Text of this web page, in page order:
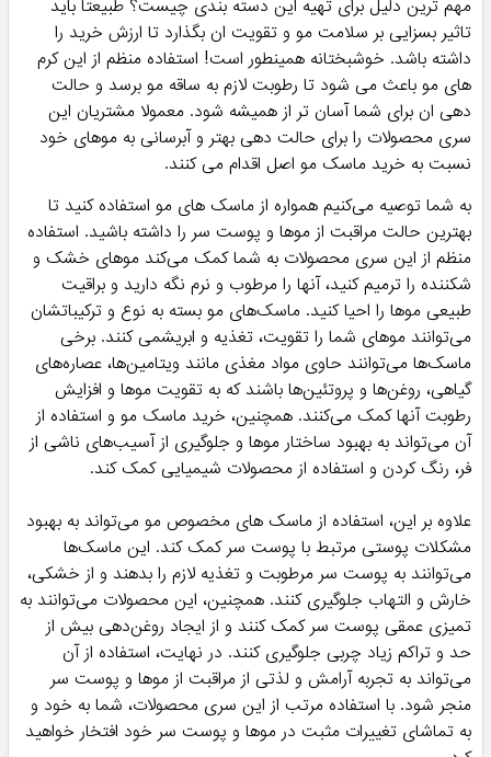
ساخته می‌شوند که می‌توانند به بازسازی مو و افزایش درخشندگی
کمک کنند. به همین ترتیب می‌توانید روغن‌های گیاه‌ی از جمله
روغن آووکادو را در بهترین ماسک‌های مو برای موهای مجعد پیدا
کنید. ما در هومهر در صفحه محصول، در بخش مشخصات محصول،
تمامی ترکیبات سازنده را شرح داده ایم تا دقیقا متوجه شوید هر
کدام از این ماسک ها با چه ترکیباتی طراحی شده اند.
ماسک مو داخل حمام
افرادی که موهای خشک و آسیب دیده دارند:باعث نرمی و تغذیه
عمقی موها می شود و موجب بهبود وضعیت موهای خشک و
آسیب دیده می شود. حاوی مواد تغذیه‌دهنده است که به موها غذا
می‌دهد و آنها را نرم و درخشان می‌کند. این خاصیت یکی از دلایل
استفاده از آنها برای موهای خشک و آسیب دیده است.
افرادی که موهایشان نازک و حجم کمی دارند:می تواند حجم و
ضخامت موها را افزایش دهد و به صورت کلی موها را قوی و سالم‌تر
کند. استفاده از این محصول می تواند باعث تقویت ساختار موها
شود و در نتیجه موهای ضعیف و شکننده را تقویت و بهبود بدهد
افرادی که موهای آسیب دیده و شکننده دارند:با خصوصیات
تغذیه‌دهنده و تقویت کننده‌اش می تواند موهای شکننده را تقویت
کند و از شکستگی آنها جلوگیری کند. این دسته بندی می تواند
باعث تقویت ساختار موها شود و در نتیجه موهای ضعیف و
شکننده را تقویت و بهبود بدهد.
افرادی که با مشکل ریزش مو مواجه هستند:می تواند با بهبود
سلامت پوست سر و بهبود عملکرد پاپیلا‌های مو، ریزش مو را کاهش
دهد و رشد موها را تشویق کند. استفاده منظم از این محصولات می
تواند صحت و قوام پوست سر را بهبود داده و ریزش موها را کاهش